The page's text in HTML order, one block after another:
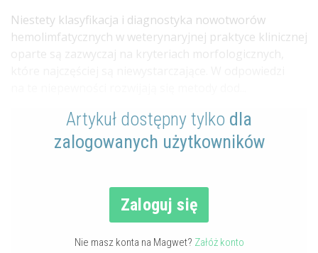
Niestety klasyfikacja i diagnostyka nowotworów
hemolimfatycznych w weterynaryjnej praktyce klinicznej
oparte są zazwyczaj na kryteriach morfologicznych,
Artykuł dostępny tylko dla
zalogowanych użytkowników
Zaloguj się
Nie masz konta na Magwet? Załóż konto